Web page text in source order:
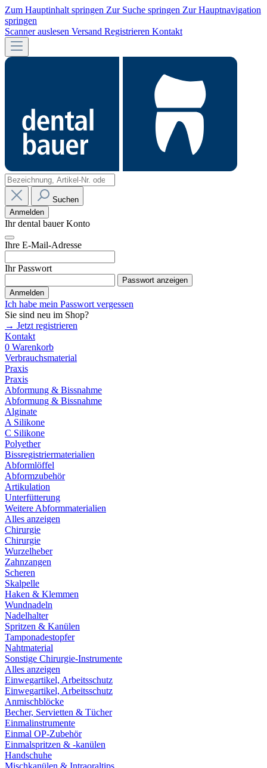
Zum Hauptinhalt springen Zur Suche springen Zur Hauptnavigation
springen
Scanner auslesen Versand Registrieren Kontakt
Suchen
Anmelden
Ihr dental bauer Konto
Ihre E-Mail-Adresse
Ihr Passwort
Passwort anzeigen
Anmelden
Ich habe mein Passwort vergessen
Sie sind neu im Shop?
→ Jetzt registrieren
Kontakt
0 Warenkorb
Verbrauchsmaterial
Praxis
Praxis
Abformung & Bissnahme
Abformung & Bissnahme
Alginate
A Silikone
C Silikone
Polyether
Bissregistriermaterialien
Abformlöffel
Abformzubehör
Artikulation
Unterfütterung
Weitere Abformmaterialien
Alles anzeigen
Chirurgie
Chirurgie
Wurzelheber
Zahnzangen
Scheren
Skalpelle
Haken & Klemmen
Wundnadeln
Nadelhalter
Spritzen & Kanülen
Tamponadestopfer
Nahtmaterial
Sonstige Chirurgie-Instrumente
Alles anzeigen
Einwegartikel, Arbeitsschutz
Einwegartikel, Arbeitsschutz
Anmischblöcke
Becher, Servietten & Tücher
Einmalinstrumente
Einmal OP-Zubehör
Einmalspritzen & -kanülen
Handschuhe
Mischkanülen & Intraoraltips